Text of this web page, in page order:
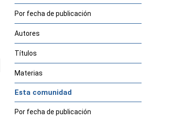
Por fecha de publicación
Autores
Títulos
Materias
Esta comunidad
Por fecha de publicación